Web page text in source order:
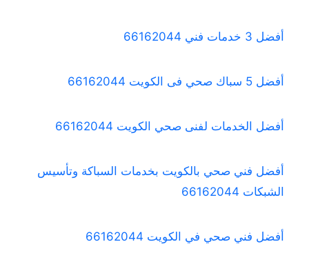
أفضل 3 خدمات فني 66162044
أفضل 5 سباك صحي فى الكويت 66162044
أفضل الخدمات لفنى صحي الكويت 66162044
أفضل فني صحي بالكويت بخدمات السباكة وتأسيس
الشبكات 66162044
أفضل فني صحي في الكويت 66162044